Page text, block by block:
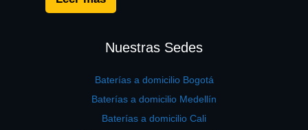
Nuestras Sedes
Baterías a domicilio Bogotá
Baterías a domicilio Medellín
Baterías a domicilio Cali